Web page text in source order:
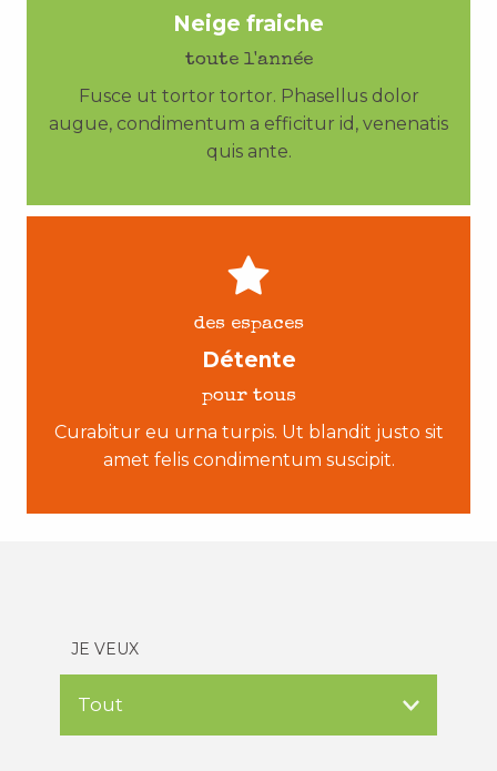
Neige fraiche
toute l'année
Fusce ut tortor tortor. Phasellus dolor
augue, condimentum a efficitur id, venenatis
quis ante.
des espaces
Détente
pour tous
Curabitur eu urna turpis. Ut blandit justo sit
amet felis condimentum suscipit.
JE VEUX